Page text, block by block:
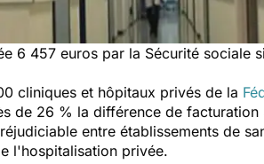
6 457 euros par la Sécurité
cliniques et hôpitaux privés de la
de 26 % la différence de
entre établissements de
l'hospitalisation privée.